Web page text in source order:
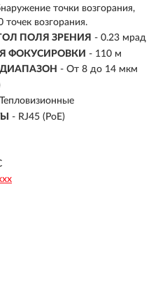
точки возгорания,
возгорания.
ПОЛЯ ЗРЕНИЯ - 0.23 мрад
ФОКУСИРОВКИ - 110 м
- От 8 до 14 мкм
- RJ45 (PoE)